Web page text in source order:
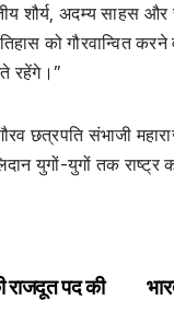
शौर्य, अदम्य साहस
को गौरवान्वित
रहेंगे।”
छत्रपति संभाजी
युगों-युगों तक राष्ट्र
राजदूत पद की